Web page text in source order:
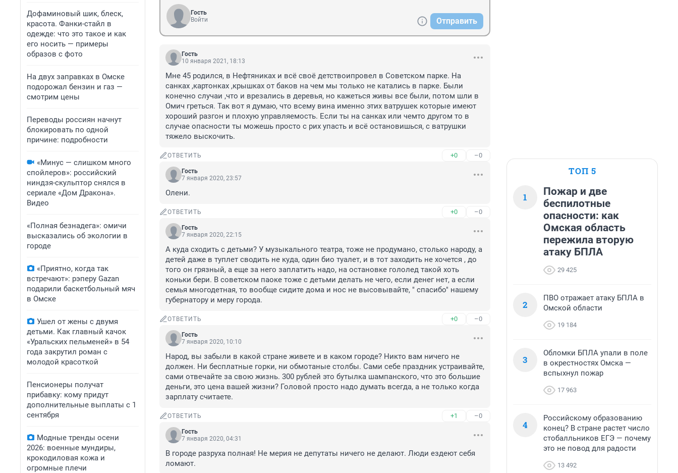
Дофаминовый шик, блеск,
красота. Фанки-стайл в
одежде: что это такое и как
его носить — примеры
образов с фото
На двух заправках в Омске
подорожал бензин и газ —
смотрим цены
Переводы россиян начнут
блокировать по одной
причине: подробности
«Минус — слишком много
спойлеров»: российский
ниндзя-скульптор снялся в
сериале «Дом Дракона».
Видео
«Полная безнадега»: омичи
высказались об экологии в
городе
«Приятно, когда так
встречают»: рэперу Gazan
подарили баскетбольный мяч
в Омске
Ушел от жены с двумя
детьми. Как главный качок
«Уральских пельменей» в 54
года закрутил роман с
молодой красоткой
Пенсионеры получат
прибавку: кому придут
дополнительные выплаты с 1
сентября
Модные тренды осени
2026: военные мундиры,
крокодиловая кожа и
огромные плечи
Гость
Войти
Отправить
Гость
10 января 2021, 18:13
Мне 45 родился, в Нефтяниках и всё своё детствоипровел в Советском парке. На
санках ,картонках ,крышках от баков на чем мы только не катались в парке. Были
конечно случаи ,что и врезались в деревья, но кажеться живы все были, потом шли в
Омич греться. Так вот я думаю, что всему вина именно этих ватрушек которые имеют
хороший разгон и плохую управляемость. Если ты на санках или чемто другом то в
случае опасности ты можешь просто с рих упасть и всё остановишься, с ватрушки
тяжело выскочить.
ОТВЕТИТЬ +0 –0
Гость
7 января 2020, 23:57
Олени.
ОТВЕТИТЬ +0 –0
Гость
7 января 2020, 22:15
А куда сходить с детьми? У музыкального театра, тоже не продумано, столько народу, а
детей даже в туплет сводить не куда, один био туалет, и в тот заходить не хочется , до
того он грязный, а еще за него заплатить надо, на остановке гололед такой хоть
коньки бери. В советском паоке тоже с детьми делать не чего, если денег нет, а если
семья многодетная, то вообще сидите дома и нос не высовывайте, " спасибо" нашему
губернатору и меру города.
ОТВЕТИТЬ +0 –0
Гость
7 января 2020, 10:10
Народ, вы забыли в какой стране живете и в каком городе? Никто вам ничего не
должен. Ни бесплатные горки, ни обмотаные столбы. Сами себе праздник устраивайте,
сами отвечайте за свою жизнь. 300 рублей это бутылка шампанского, что это большие
деньги, это цена вашей жизни? Головой просто надо думать всегда, а не только когда
зарплату считаете.
ОТВЕТИТЬ +1 –0
Гость
7 января 2020, 04:31
В городе разруха полная! Не мерия не депутаты ничего не делают. Люди ездеют себя
ломают.
ТОП 5
1
Пожар и две
беспилотные
опасности: как
Омская область
пережила вторую
атаку БПЛА
29 425
2
ПВО отражает атаку БПЛА в
Омской области
19 184
3
Обломки БПЛА упали в поле
в окрестностях Омска —
вспыхнул пожар
17 963
4
Российскому образованию
конец? В стране растет число
стобалльников ЕГЭ — почему
это не повод для радости
13 492